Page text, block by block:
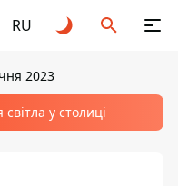
RU
2023
у столиці